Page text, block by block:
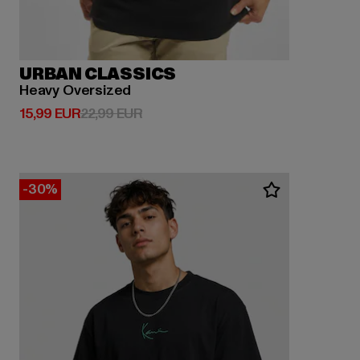
URBAN CLASSICS
Heavy Oversized
15,99 EUR
Derzeitiger Preis: 15,99 EUR
22,99 EURAktionspreis: 22,99 EUR
-30%